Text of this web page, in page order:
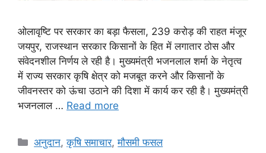
ओलावृष्टि पर सरकार का बड़ा फैसला, 239 करोड़ की राहत मंजूर
जयपुर, राजस्थान सरकार किसानों के हित में लगातार ठोस और
संवेदनशील निर्णय ले रही है। मुख्यमंत्री भजनलाल शर्मा के नेतृत्व
में राज्य सरकार कृषि क्षेत्र को मजबूत करने और किसानों के
जीवनस्तर को ऊंचा उठाने की दिशा में कार्य कर रही है। मुख्यमंत्री
भजनलाल … Read more
अनुदान,कृषि समाचार,मौसमी फसल